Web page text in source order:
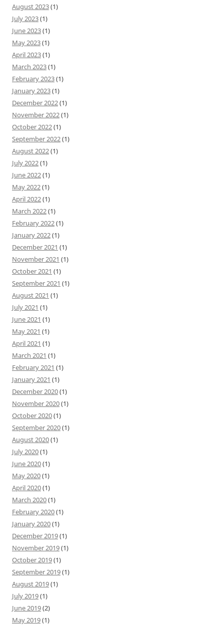
August 2023(1)
July 2023(1)
June 2023(1)
May 2023(1)
April 2023(1)
March 2023(1)
February 2023(1)
January 2023(1)
December 2022(1)
November 2022(1)
October 2022(1)
September 2022(1)
August 2022(1)
July 2022(1)
June 2022(1)
May 2022(1)
April 2022(1)
March 2022(1)
February 2022(1)
January 2022(1)
December 2021 (1)
November 2021 (1)
October 2021 (1)
September 2021 (1)
August 2021 (1)
July 2021 (1)
June 2021 (1)
May 2021 (1)
April 2021 (1)
March 2021 (1)
February 2021 (1)
January 2021 (1)
December 2020(1)
November 2020(1)
October 2020(1)
September 2020(1)
August 2020(1)
July 2020(1)
June 2020(1)
May 2020(1)
April 2020(1)
March 2020(1)
February 2020(1)
January 2020(1)
December 2019(1)
November 2019(1)
October 2019(1)
September 2019(1)
August 2019(1)
July 2019(1)
June 2019(2)
May 2019(1)